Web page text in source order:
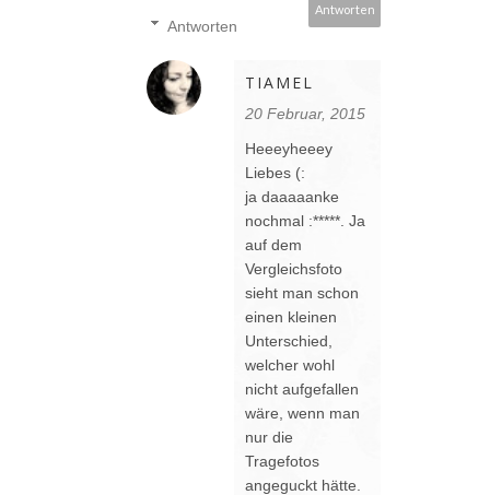
Antworten
Antworten
TIAMEL
20 Februar, 2015
Heeeyheeey
Liebes (:
ja daaaaanke
nochmal :*****. Ja
auf dem
Vergleichsfoto
sieht man schon
einen kleinen
Unterschied,
welcher wohl
nicht aufgefallen
wäre, wenn man
nur die
Tragefotos
angeguckt hätte.